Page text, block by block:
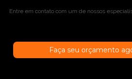
Entre em contato com um de nossos
Faça seu orçamento